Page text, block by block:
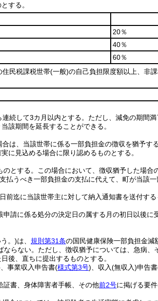
する。
20％
40％
60％
民税課税世帯(一般)の自己負担限度額以上、非
続して3カ月以内とする。 ただし、減免の期間
該期間を延長することができる。
は、当該世帯に係る一部負担金の徴収を猶予す
に見込める場合に限り認めるものとする。
とする。
この場合において、徴収猶予した場合
払うべき一部負担金の支払に代えて、町が当該
迄に当該世帯主に対して納入通知書を送付する
申請に係る処分の決定日の属する月の初日以後に
。)は、 規則第31条の国民健康保険一部負担金減
らない。 ただし、徴収猶予については、急病、
後、直ちに提出するものとする。
、事業収入申告書(様式第3号) 、収入(無収入)申告書
書、身体障害者手帳、その他前2号に掲げる要